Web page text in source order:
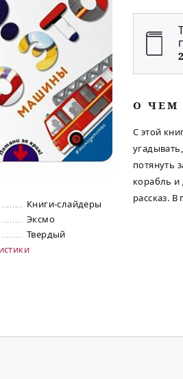
Книги-слайдеры
Эксмо
Твердый
O ЧЕМ
С этой
потянуть
корабль и
рассказ.